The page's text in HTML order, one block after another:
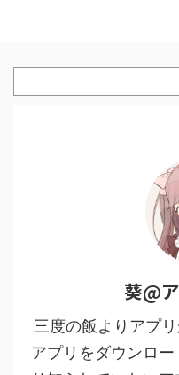
葵@
三度の飯よりアプ
アプリをダウンロ